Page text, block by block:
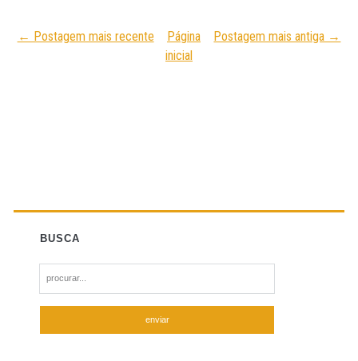
← Postagem mais recente Postagem mais antiga →
Página
inicial
BUSCA
e